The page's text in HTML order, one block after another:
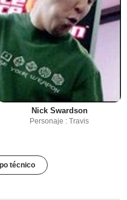
Nick Swardson
Personaje : Travis
técnico